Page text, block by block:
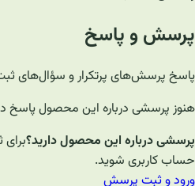
پرسش و پاسخ
پاسخ پرسش‌های پرتکرار و سؤال‌های
هنوز پرسشی درباره این محصول پاسخ
پرسشی درباره این محصول دارید؟
حساب کاربری شوید.
ورود و ثبت پرسش